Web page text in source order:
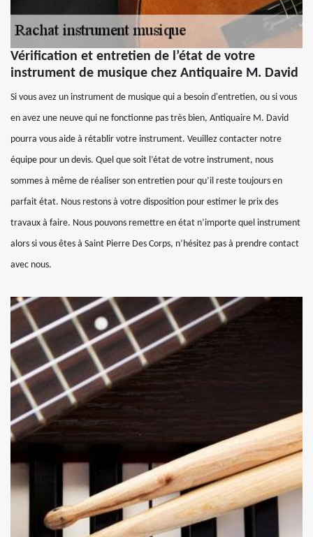
Vérification et entretien de l’état de votre
instrument de musique chez Antiquaire M. David
Si vous avez un instrument de musique qui a besoin d'entretien, ou si vous
en avez une neuve qui ne fonctionne pas très bien, Antiquaire M. David
pourra vous aide à rétablir votre instrument. Veuillez contacter notre
équipe pour un devis. Quel que soit l’état de votre instrument, nous
sommes à même de réaliser son entretien pour qu’il reste toujours en
parfait état. Nous restons à votre disposition pour estimer le prix des
travaux à faire. Nous pouvons remettre en état n’importe quel instrument
alors si vous êtes à Saint Pierre Des Corps, n’hésitez pas à prendre contact
avec nous.